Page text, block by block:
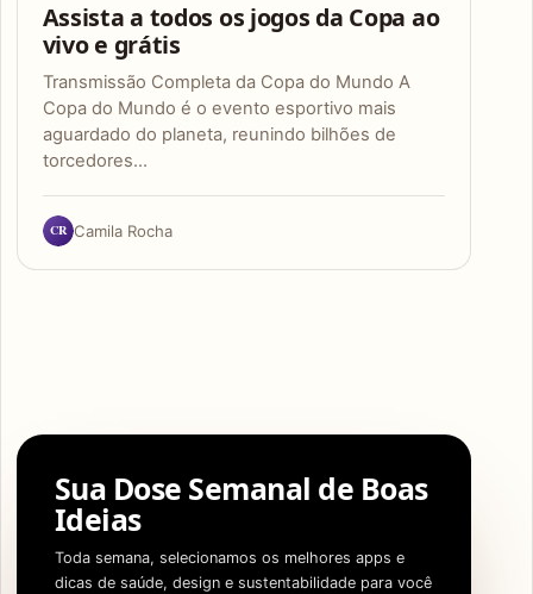
Assista a todos os jogos da Copa ao
vivo e grátis
Transmissão Completa da Copa do Mundo A
Copa do Mundo é o evento esportivo mais
aguardado do planeta, reunindo bilhões de
torcedores…
CR Camila Rocha
Sua Dose Semanal de Boas
Ideias
Toda semana, selecionamos os melhores apps e
dicas de saúde, design e sustentabilidade para você